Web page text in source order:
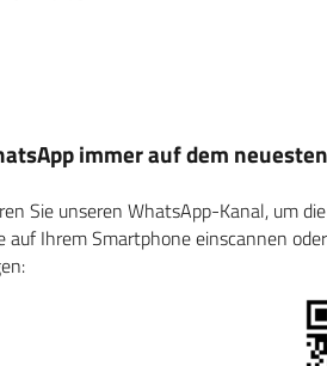
immer auf dem
Sie unseren WhatsApp-Kanal, um
auf Ihrem Smartphone einscannen